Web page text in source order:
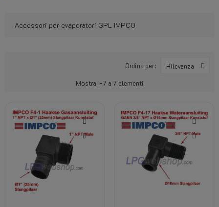
Accessori per evaporatori GPL IMPCO
Ordina per: Rilevanza
Mostra 1-7 a 7 elementi